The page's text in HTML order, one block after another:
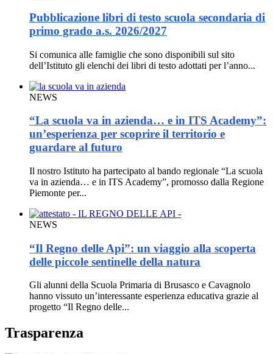
Pubblicazione libri di testo scuola secondaria di
primo grado a.s. 2026/2027
Si comunica alle famiglie che sono disponibili sul sito
dell’Istituto gli elenchi dei libri di testo adottati per l’anno...
NEWS
“La scuola va in azienda… e in ITS Academy”:
un’esperienza per scoprire il territorio e
guardare al futuro
Il nostro Istituto ha partecipato al bando regionale “La scuola
va in azienda… e in ITS Academy”, promosso dalla Regione
Piemonte per...
NEWS
“Il Regno delle Api”: un viaggio alla scoperta
delle piccole sentinelle della natura
Gli alunni della Scuola Primaria di Brusasco e Cavagnolo
hanno vissuto un’interessante esperienza educativa grazie al
progetto “Il Regno delle...
Trasparenza